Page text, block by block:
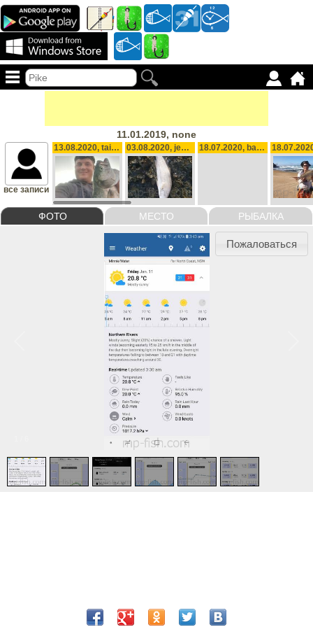
11.01.2019, none
ФОТО МЕСТО РЫБАЛКА
все записи
13.08.2020, tailor , 2.16 kg 03.08.2020, jewfish, 5.5 kg 18.07.2020, bag for weekend 20, biggest 0.880g, 11.48 kg
Пожаловаться